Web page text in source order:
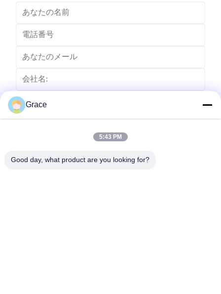
送りなさい
Grace
5:43 PM
Good day, what product are you looking for?